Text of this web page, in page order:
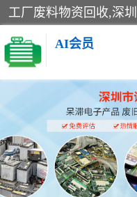
AI会员
线路板回收
电子产品回收
金属回收